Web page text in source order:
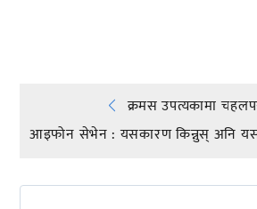
Post
navigation
क्रमस उपत्यकामा
आइफोन सेभेन : यसकारण किन्नुस् अनि